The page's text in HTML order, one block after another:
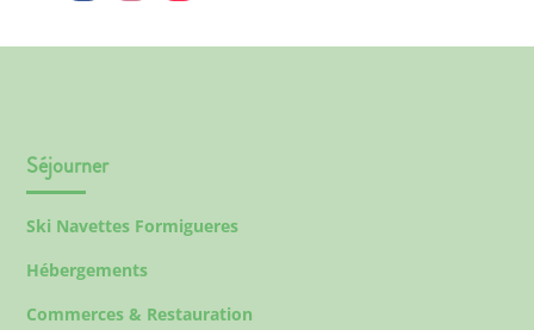
Séjourner
Ski Navettes Formigueres
Hébergements
Commerces & Restauration